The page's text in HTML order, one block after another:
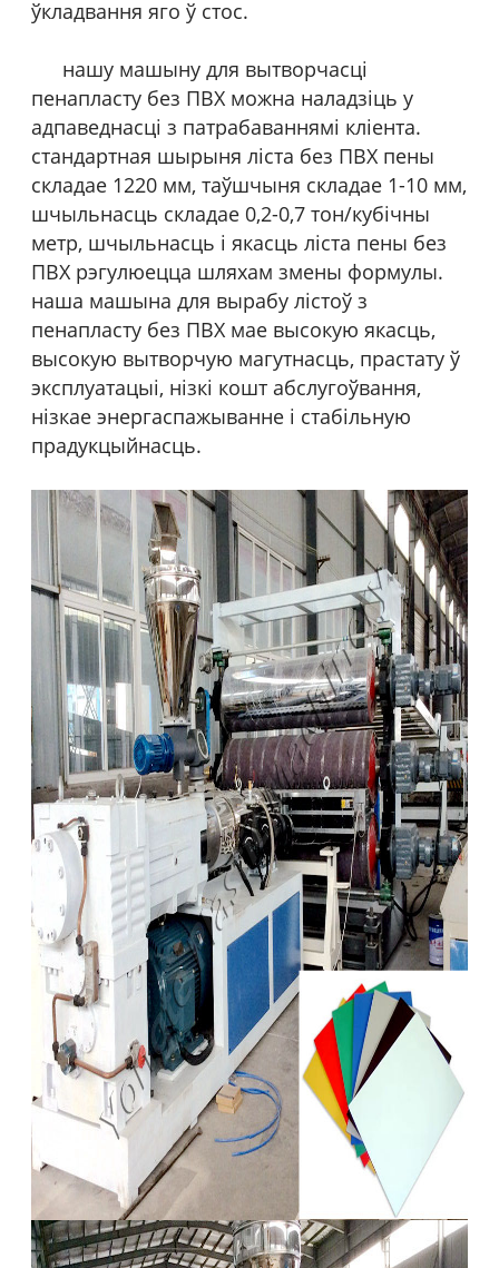
ўкладвання яго ў стос.
нашу машыну для вытворчасці
пенапласту без ПВХ можна наладзіць у
адпаведнасці з патрабаваннямі кліента.
стандартная шырыня ліста без ПВХ пены
складае 1220 мм, таўшчыня складае 1-10 мм,
шчыльнасць складае 0,2-0,7 тон/кубічны
метр, шчыльнасць і якасць ліста пены без
ПВХ рэгулюецца шляхам змены формулы.
наша машына для вырабу лістоў з
пенапласту без ПВХ мае высокую якасць,
высокую вытворчую магутнасць, прастату ў
эксплуатацыі, нізкі кошт абслугоўвання,
нізкае энергаспажыванне і стабільную
прадукцыйнасць.